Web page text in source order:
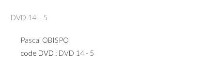
DVD 14 – 5
Pascal OBISPO
code DVD : DVD 14 - 5